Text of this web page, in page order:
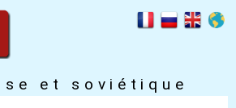
et soviétique